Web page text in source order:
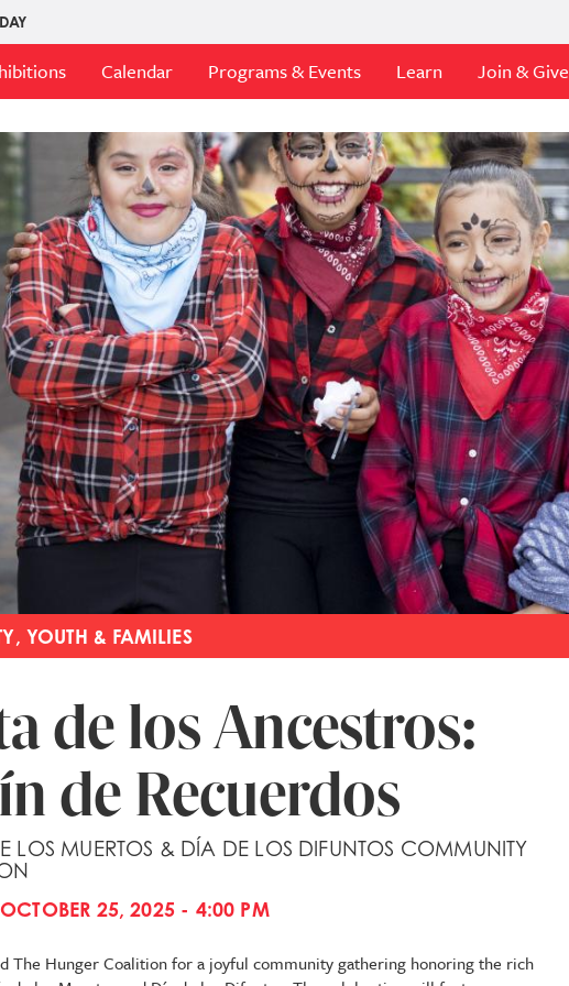
Calendar Programs & Events Learn Join & Give
YOUTH & FAMILIES
de los Ancestros:
de Recuerdos
MUERTOS & DÍA DE LOS DIFUNTOS COMMUNITY
OCTOBER 25, 2025 - 4:00 PM
The Hunger Coalition for a joyful community gathering honoring the rich